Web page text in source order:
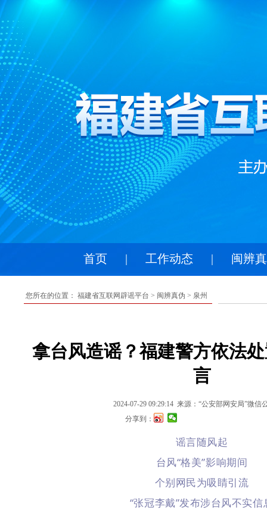
首页 | 工作动态 | 闽辨
您所在的位置： 福建省互联网辟谣平台 > 闽辨真伪 > 泉州
拿台风造谣？福建警方依法
言
2024-07-29 09:29:14 来源：“公安部网安局”微信
分享到：
谣言随风起
台风“格美”影响期间
个别网民为吸睛引流
“张冠李戴”发布涉台风不实信